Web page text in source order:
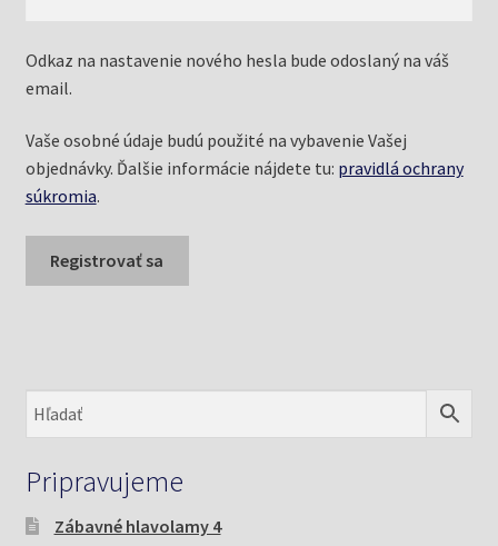
Odkaz na nastavenie nového hesla bude odoslaný na váš
email.
Vaše osobné údaje budú použité na vybavenie Vašej
objednávky. Ďalšie informácie nájdete tu: pravidlá ochrany
súkromia.
Registrovať sa
Pripravujeme
Zábavné hlavolamy 4